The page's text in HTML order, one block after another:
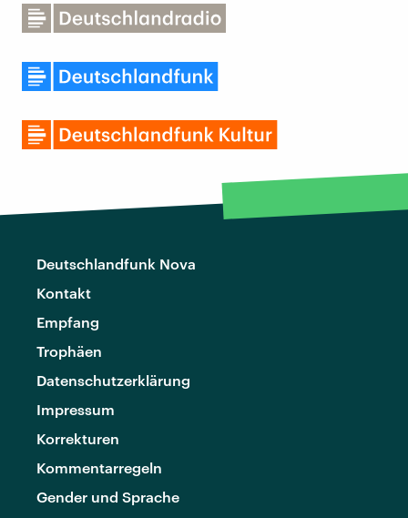
Deutschlandfunk Nova
Kontakt
Empfang
Trophäen
Datenschutzerklärung
Impressum
Korrekturen
Kommentarregeln
Gender und Sprache